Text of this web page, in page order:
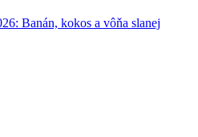
Banán, kokos a vôňa slanej